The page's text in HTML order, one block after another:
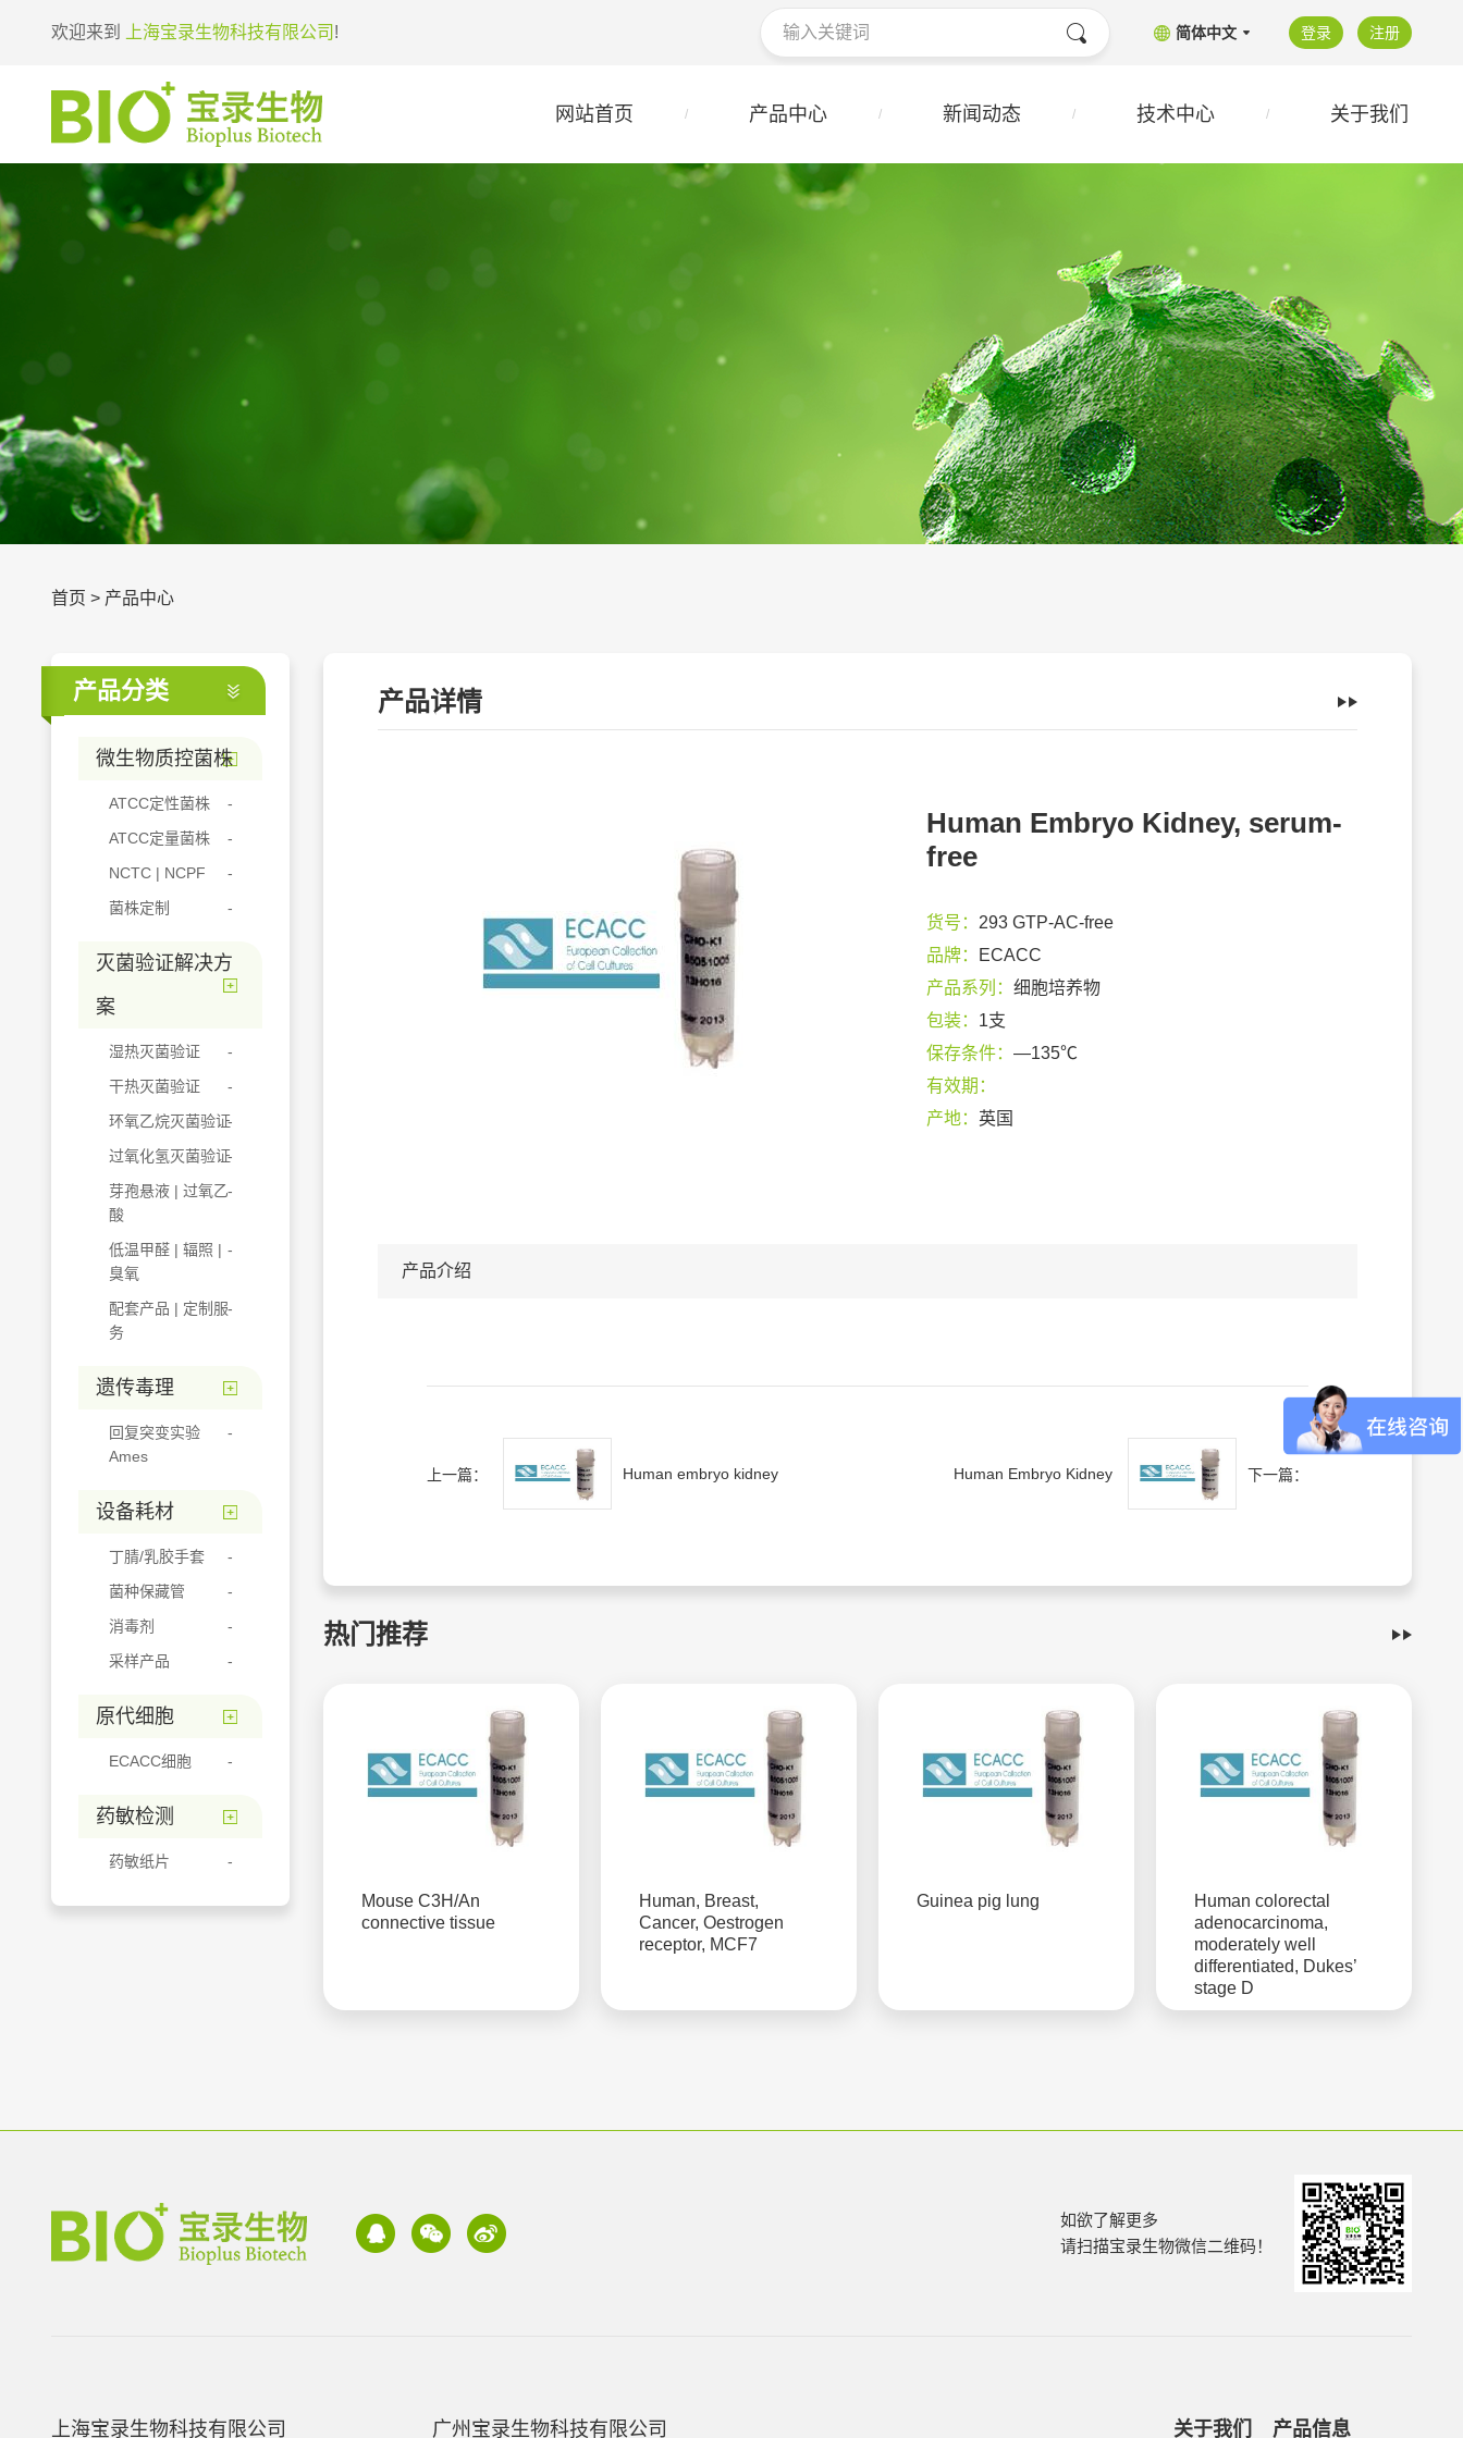
欢迎来到 上海宝录生物科技有限公司 ! 简体中文 登录 注册
网站首页 产品中心 新闻动态 技术中心 关于我们
首页 > 产品中心
产品分类
微生物质控菌株
ATCC定性菌株
ATCC定量菌株
NCTC | NCPF
菌株定制
灭菌验证解决方
案
湿热灭菌验证
干热灭菌验证
环氧乙烷灭菌验证
过氧化氢灭菌验证
芽孢悬液 | 过氧乙
酸
低温甲醛 | 辐照 |
臭氧
配套产品 | 定制服
务
遗传毒理
回复突变实验
Ames
设备耗材
丁腈/乳胶手套
菌种保藏管
消毒剂
采样产品
原代细胞
ECACC细胞
药敏检测
药敏纸片
产品详情
Human Embryo Kidney, serum-
free
货号： 293 GTP-AC-free
品牌：
ECACC
产品系列： 细胞培养物
包装： 1支
保存条件： —135℃
有效期：
产地： 英国
产品介绍
上一篇： Human embryo kidney Human Embryo Kidney 下一篇：
热门推荐
Mouse C3H/An
connective tissue
Human, Breast,
Cancer, Oestrogen
receptor, MCF7
Guinea pig lung
Human colorectal
adenocarcinoma,
moderately well
differentiated, Dukes’
stage D
如欲了解更多
请扫描宝录生物微信二维码！
上海宝录生物科技有限公司 广州宝录生物科技有限公司 关于我们 产品信息